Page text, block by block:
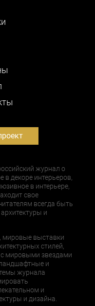
журнал о
в декоре интерьеров,
в интерьере,
свое
всегда быть
и
мировые выставки
стилей,
с мировыми звездами
и
журнала
и
и дизайна.